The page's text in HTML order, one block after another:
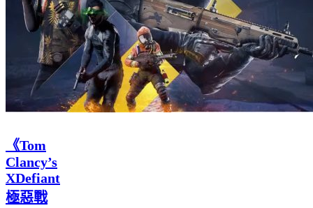
《Tom
Clancy’s
XDefiant
極惡戰